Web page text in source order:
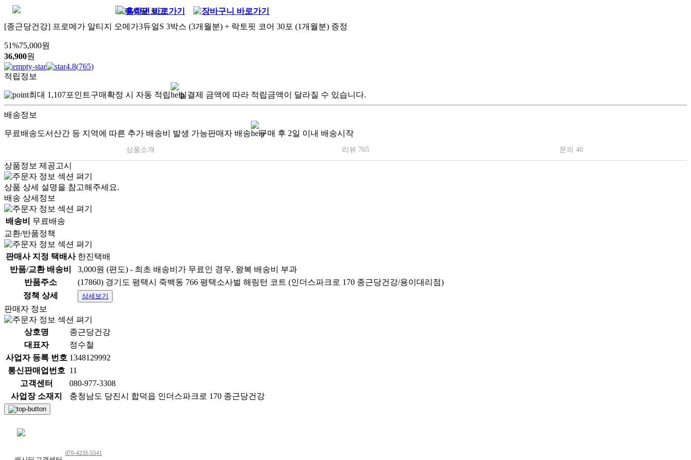
[종근당건강] 프로메가 알티지 오메가3듀얼S 3박스 (3개월분) + 락토핏 코어 30포 (1개월분) 증정
51%75,000원
36,900원
4.8(765)
적립정보
최대 1,107포인트구매확정 시 자동 적립 실결제 금액에 따라 적립금액이 달라질 수 있습니다.
배송정보
무료배송도서산간 등 지역에 따른 추가 배송비 발생 가능판매자 배송 구매 후 2일 이내 배송시작
상품소개 리뷰 765 문의 40
상품정보 제공고시
상품 상세 설명을 참고해주세요.
배송 상세정보
배송비
무료배송
교환/반품정책
판매사 지정 택배사 한진택배
반품/교환 배송비
3,000원 (편도) - 최초 배송비가 무료인 경우, 왕복 배송비 부과
반품주소
(17860) 경기도 평택시 죽백동 766 평택소사벌 해링턴 코트 (인더스파크로 170 종근당건강/용이대리점)
정책 상세
상세보기
판매자 정보
상호명
종근당건강
대표자
정수철
사업자 등록 번호 1348129992
통신판매업번호 11
고객센터
080-977-3308
사업장 소재지
충청남도 당진시 합덕읍 인더스파크로 170 종근당건강
070-4233-5541